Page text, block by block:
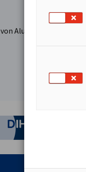
Aluminiumprofilen
Deutsche